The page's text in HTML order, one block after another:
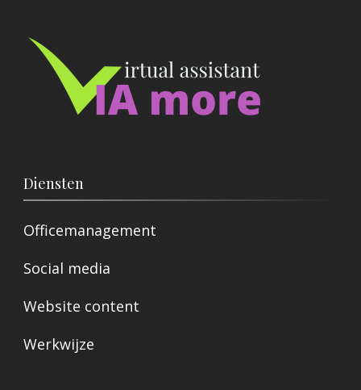
Diensten
Officemanagement
Social media
Website content
Werkwijze